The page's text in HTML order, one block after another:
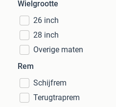
Wielgrootte
26 inch
28 inch
Overige maten
Rem
Schijfrem
Terugtraprem